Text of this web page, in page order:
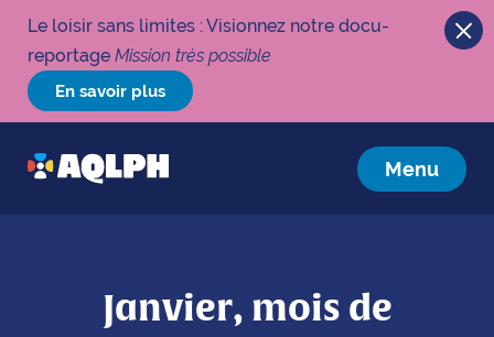
Le loisir sans limites : Visionnez notre docu-
reportage Mission très possible
En savoir plus
Menu
Janvier, mois de